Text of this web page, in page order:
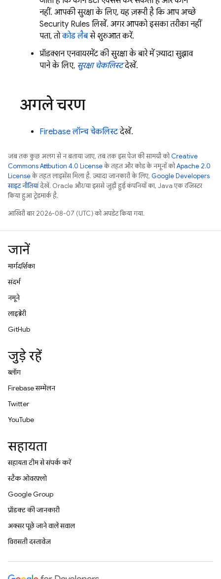
नहीं. आपकी सुरक्षा के लिए, यह ज़रूरी है कि आप अच्छे
Security Rules लिखें. अगर आपको इसका तरीका नहीं
पता, तोकोड लैबसे शुरुआत करें.
प्रॉडक्शन एनवायरमेंट की सुरक्षा के बारे में ज़्यादा सुझाव
पाने के लिए, सुरक्षा चेकलिस्टदेखें.
अगले चरण
Firebase लॉन्च चेकलिस्टदेखें.
जब तक कुछ अलग से न बताया जाए, तब तक इस पेज की सामग्री कोCreative
Commons Attribution 4.0 Licenseके तहत और कोड के नमूनों कोApache 2.0
Licenseके तहत लाइसेंस मिला है. ज़्यादा जानकारी के लिए, Google Developers
साइट नीतियांदेखें. Oracle और/या इससे जुड़ी हुई कंपनियों का, Java एक रजिस्टर
किया हुआ ट्रेडमार्क है.
आखिरी बार 2026-08-07 (UTC) को अपडेट किया गया.
जानें
मार्गदर्शिका
संदर्भ
नमूने
लाइब्रेरी
GitHub
जुड़े रहें
ब्लॉग
Firebase सम्मेलन
Twitter
YouTube
सहायता
सहायता टीम से संपर्क करें
स्टैक ओवरफ़्लो
Google Group
प्रॉडक्ट की जानकारी
अक्सर पूछे जाने वाले सवाल
विरासती दस्तावेज़